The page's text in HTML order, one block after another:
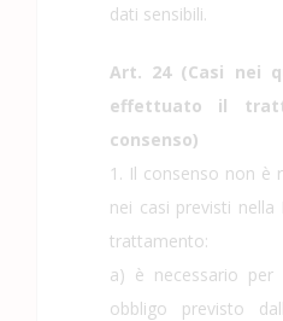
dati sensibili.
Art. 24 (Casi nei
effettuato il
consenso)
1. Il consenso non è
nei casi previsti
trattamento:
a) è necessario per
obbligo previsto